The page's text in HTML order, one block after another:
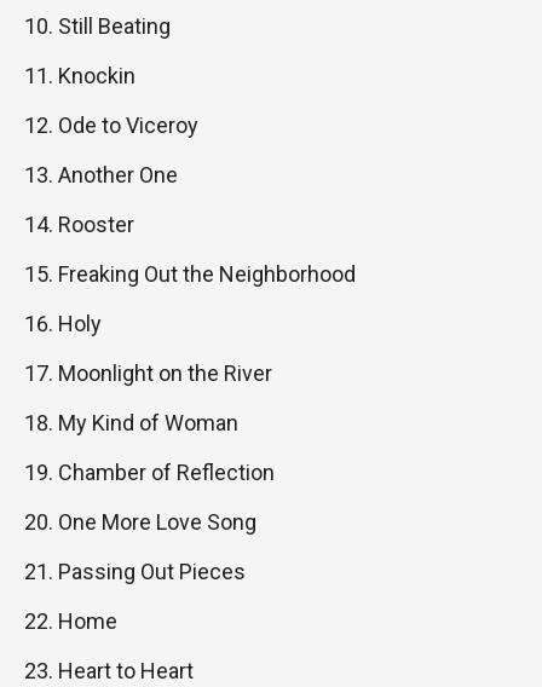
Still Beating
Knockin
Ode to Viceroy
Another One
Rooster
Freaking Out the Neighborhood
Holy
Moonlight on the River
My Kind of Woman
Chamber of Reflection
One More Love Song
Passing Out Pieces
Home
Heart to Heart